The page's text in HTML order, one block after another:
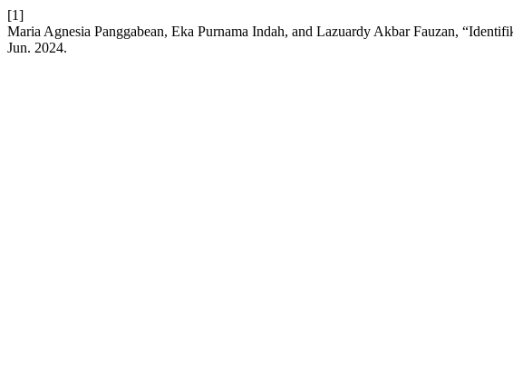
[1]
Maria Agnesia Panggabean, Eka Purnama Indah, and Lazuardy Akbar Fauzan,
Jun. 2024.